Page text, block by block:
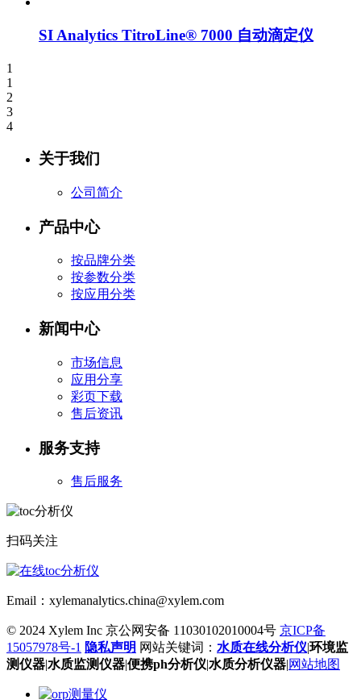
SI Analytics TitroLine® 7000 自动滴定仪
1
1
2
3
4
关于我们
公司简介
产品中心
按品牌分类
按参数分类
按应用分类
新闻中心
市场信息
应用分享
彩页下载
售后资讯
服务支持
售后服务
扫码关注
Email：xylemanalytics.china@xylem.com
© 2024 Xylem Inc 京公网安备 11030102010004号 京ICP备
15057978号-1 隐私声明 网站关键词： 水质在线分析仪|环境监
测仪器|水质监测仪器|便携ph分析仪|水质分析仪器|网站地图